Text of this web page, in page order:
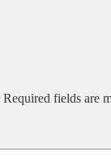
Required fields are